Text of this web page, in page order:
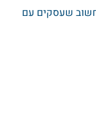
מה חשוב שעסקים עם